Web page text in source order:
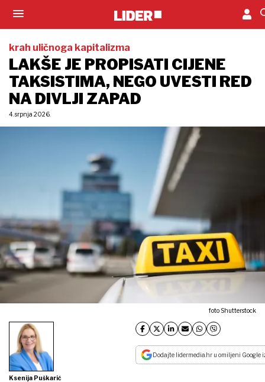
krah uličnoga kapitalizma
LAKŠE JE PROPISATI CIJENE
TAKSISTIMA, NEGO UVESTI RED
NA DIVLJI ZAPAD
4. srpnja 2026.
foto Shutterstock
Ksenija Puškarić
Dodajte lidermedia.hr u omiljeni Google